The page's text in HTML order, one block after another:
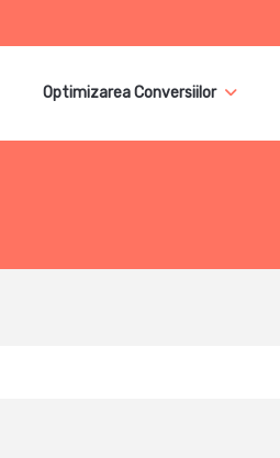
Optimizarea Conversiilor